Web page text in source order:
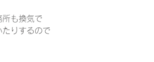
所も換気で
たりするので